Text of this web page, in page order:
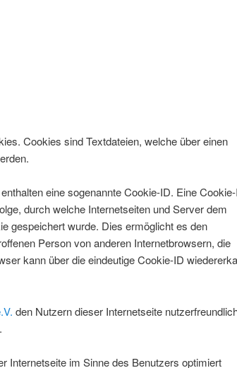
Cookies sind Textdateien, welche über einen
eine sogenannte Cookie-ID. Eine
durch welche Internetseiten und Server dem
gespeichert wurde. Dies ermöglicht es den
Person von anderen Internetbrowsern, die
kann über die eindeutige Cookie-ID
den Nutzern dieser Internetseite
Internetseite im Sinne des Benutzers optimiert